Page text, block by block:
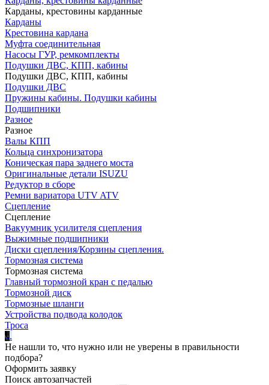
Карданы, крестовины карданные
Карданы
Крестовина кардана
Муфта соединительная
Насосы ГУР, ремкомплекты
Подушки ДВС, КПП, кабины
Подушки ДВС, КПП, кабины
Подушки ДВС
Пружины кабины. Подушки кабины
Подшипники
Разное
Разное
Валы КПП
Кольца синхронизатора
Коническая пара заднего моста
Оригинальные детали ISUZU
Редуктор в сборе
Ремни вариатора UTV ATV
Сцепление
Сцепление
Вакуумник усилителя сцепления
Выжимные подшипники
Диски сцепления/Корзины сцепления.
Тормозная система
Тормозная система
Главный тормозной кран с педалью
Тормозной диск
Тормозные шланги
Устройства подвода колодок
Троса
...
Не нашли то, что нужно или не уверены в правильности
подбора?
Оформить заявку
Поиск автозапчастей